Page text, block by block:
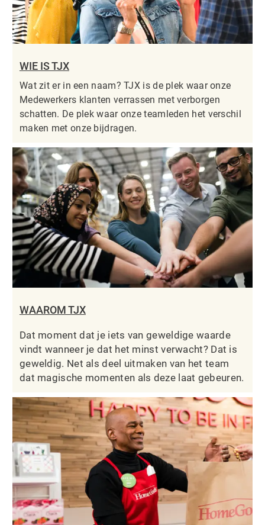
WIE IS TJX
Wat zit er in een naam? TJX is de plek waar onze
Medewerkers klanten verrassen met verborgen
schatten. De plek waar onze teamleden het verschil
maken met onze bijdragen.
WAAROM TJX
Dat moment dat je iets van geweldige waarde
vindt wanneer je dat het minst verwacht? Dat is
geweldig. Net als deel uitmaken van het team
dat magische momenten als deze laat gebeuren.